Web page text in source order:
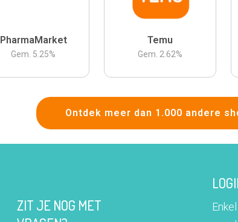
PharmaMarket
Gem. 5.25%
Temu
Gem. 2.62%
Ontdek meer dan 1.000 andere
ZIT JE NOG MET